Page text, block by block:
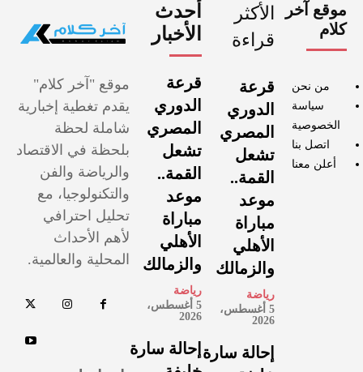
موقع آخر
كلام
من نحن
سياسة
الخصوصية
اتصل بنا
أعلن معنا
الأكثر
قراءة
قرعة
الدوري
المصري
تشعل
القمة..
موعد
مباراة
الأهلي
والزمالك
رياضة
5 أغسطس،
2026
إحالة سارة
أحدث
الأخبار
قرعة
الدوري
المصري
تشعل
القمة..
موعد
مباراة
الأهلي
والزمالك
رياضة
5 أغسطس،
2026
إحالة سارة
موقع "آخر كلام"
يقدم تغطية إخبارية
شاملة لحظة
بلحظة في الاقتصاد
والرياضة والفن
والتكنولوجيا، مع
تحليل احترافي
لأهم الأحداث
المحلية والعالمية.